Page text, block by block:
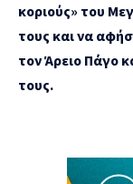
κοριούς» του
τους και να
τον Άρειο Πάγο
τους.